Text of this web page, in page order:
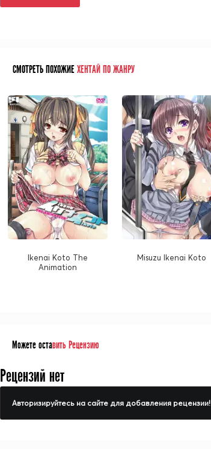
СМОТРЕТЬ ПОХОЖИЕХЕНТАЙ ПО ЖАНРУ
Ikenai Koto The
Animation
Misuzu Ikenai Koto
Можете оставить Рецензию
Рецензий нет
Авторизируйтесь на сайте для добавления рецензии!